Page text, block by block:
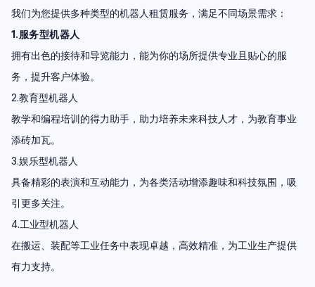
我们为您提供多种类型的机器人租赁服务，满足不同场景需求：
1.服务型机器人
拥有出色的接待和导览能力，能为你的场所提供专业且贴心的服
务，提升客户体验。
2.教育型机器人
教学和编程培训的得力助手，助力培养未来科技人才，为教育事业
添砖加瓦。
3.娱乐型机器人
具备精彩的表演和互动能力，为各类活动增添趣味和科技氛围，吸
引更多关注。
4.工业型机器人
在搬运、装配等工业任务中表现卓越，高效精准，为工业生产提供
有力支持。